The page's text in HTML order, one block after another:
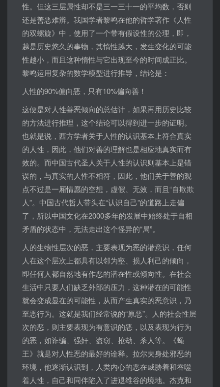
性。但这三层属性却不是三一三十一的平均数，否则
还是善恶难辨。我国学者黎鸣在他的哲学著作《人性
的双螺旋》中，使用了一个带有假设性的公理，即，
越是历史悠久的事物，其惰性越大，发生变化的可能
性越小，而且这种惰性与它出现至今的时间成正比。
黎鸣运用复杂的数学模型进行推导，结论是：
人性的90%偏向恶，只有10%偏向善！
这便是对人性善恶倾向的总估计，如果再用历史比较
的方法进行推理，这个结论可以得到进一步的证明。
也就是说，西方学者关于人性的认识基本上符合真实
的人性，因此，他们对善的理解也是相应地真实而有
效的。而中国古代圣人关于人性的认识则基本上是错
误的，与真实的人性不相符，因此，他们关于善的观
点不过是一厢情愿的空想，虚假、无效，而且“自欺欺
人”。中国古代哲人带头在“认识自己”的道路上走偏
了，所以中国文化在2000多年的发展中始终处于自相
矛盾的状态中，无法走出这个怪异的“局”。
人的生物性层次的恶，主要表现为恶的潜意识，任何
人在这个层次上都具有以邻为壑、损人利己的倾向，
即任何人都自然地有作恶的潜在性或倾向性。在社会
生活中只要人们缺乏外部的压力，这种潜在的可能性
就会变成显在的可能性，从而产生真实的恶意识，乃
至恶行为。这就是我们经常说的“原恶”。人的社会性层
次的恶，则主要表现为有意识的恶，以及表现为行为
的恶，如诈骗、强奸、盗窃、抢劫、杀人等。《蝇
王》就是对人性恶的最好的诠释。拉尔夫身处邪恶的
环境，他逐渐认识到，人类内心的恶在威胁着和吞噬
着人性，自己和同伴陷入了进退维谷的境地。杰克和